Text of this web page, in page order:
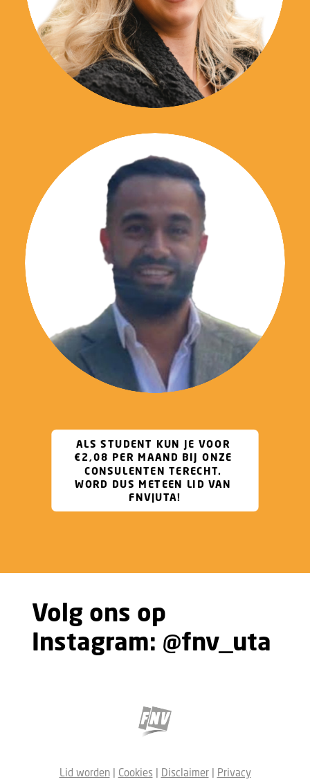
06 10 05 87 68
ALS STUDENT KUN JE VOOR
€2,08 PER MAAND BIJ ONZE
CONSULENTEN TERECHT.
WORD DUS METEEN LID VAN
FNV|UTA!
Volg ons op
Instagram: @fnv_uta
Lid worden| Cookies | Disclaimer| Privacy